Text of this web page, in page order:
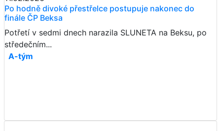
Po hodně divoké přestřelce postupuje nakonec do
finále ČP Beksa
Potřetí v sedmi dnech narazila SLUNETA na Beksu, po
středečním...
A-tým